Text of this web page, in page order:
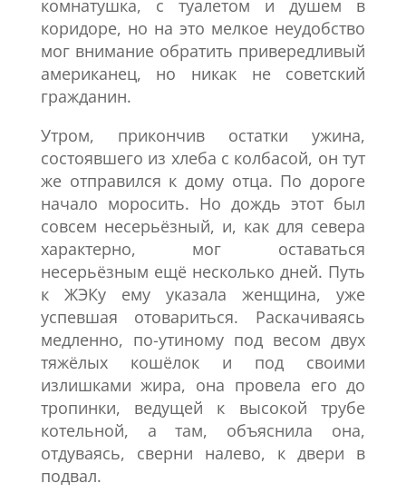
комнатушка, с туалетом и душем в
коридоре, но на это мелкое неудобство
мог внимание обратить привередливый
американец, но никак не советский
гражданин.
Утром, прикончив остатки ужина,
состоявшего из хлеба с колбасой, он тут
же отправился к дому отца. По дороге
начало моросить. Но дождь этот был
совсем несерьёзный, и, как для севера
характерно, мог оставаться
несерьёзным ещё несколько дней. Путь
к ЖЭКу ему указала женщина, уже
успевшая отовариться. Раскачиваясь
медленно, по-утиному под весом двух
тяжёлых кошёлок и под своими
излишками жира, она провела его до
тропинки, ведущей к высокой трубе
котельной, а там, объяснила она,
отдуваясь, сверни налево, к двери в
подвал.